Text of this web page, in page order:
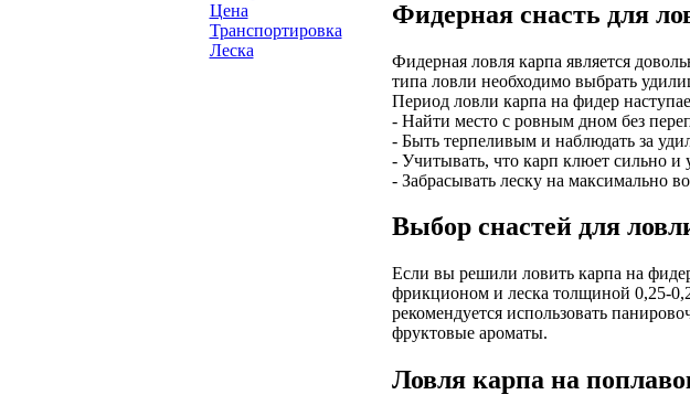
Цена
Транспортировка
Леска
Фидерная снасть для
Фидерная ловля карпа является
типа ловли необходимо выбрать
Период ловли карпа на фидер
- Найти место с ровным дном без
- Быть терпеливым и наблюдать за
- Учитывать, что карп клюет сильно и
- Забрасывать леску на максимально
Выбор снастей для
Если вы решили ловить карпа на
фрикционом и леска толщиной 0,25-
рекомендуется использовать
фруктовые ароматы.
Ловля карпа на